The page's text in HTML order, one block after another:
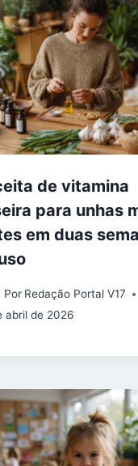
de vitamina
para unhas
em duas
Por Redação Portal V17
abril de 2026